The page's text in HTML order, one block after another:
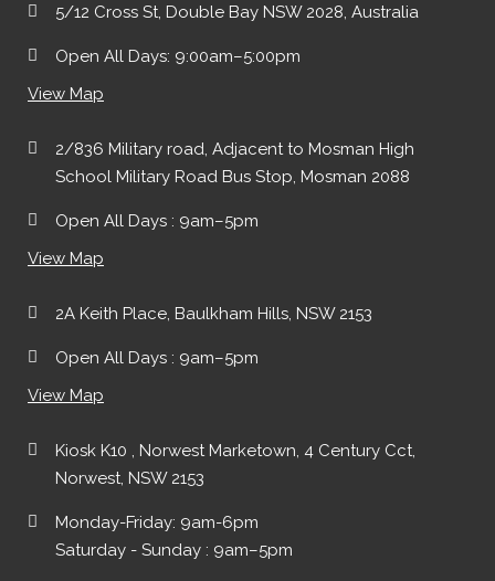
5/12 Cross St, Double Bay NSW 2028, Australia
Open All Days: 9:00am–5:00pm
View Map
2/836 Military road, Adjacent to Mosman High
School Military Road Bus Stop, Mosman 2088
Open All Days : 9am–5pm
View Map
2A Keith Place, Baulkham Hills, NSW 2153
Open All Days : 9am–5pm
View Map
Kiosk K10 , Norwest Marketown, 4 Century Cct,
Norwest, NSW 2153
Monday-Friday: 9am-6pm
Saturday - Sunday : 9am–5pm